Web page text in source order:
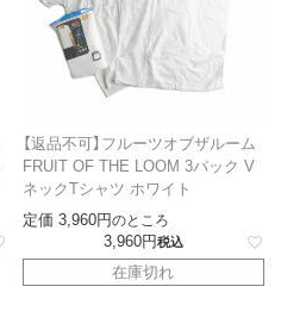
【返品不可】フルーツオブザルーム
FRUIT OF THE LOOM 3パック V
ネックTシャツ ホワイト
定価 3,960 のところ
3,960 税込
在庫切れ